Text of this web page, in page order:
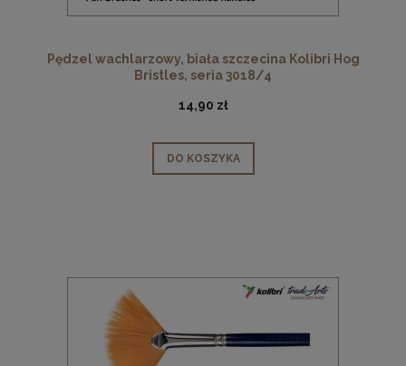
Pędzel wachlarzowy, biała szczecina Kolibri Hog
Bristles, seria 3018/4
14,90 zł
DO KOSZYKA